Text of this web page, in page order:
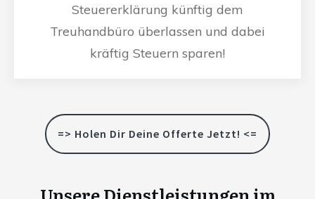
Steuererklärung künftig dem
Treuhandbüro überlassen und dabei
kräftig Steuern sparen!
=> Holen Dir Deine Offerte Jetzt! <=